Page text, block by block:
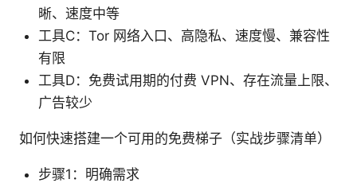
晰、速度中等
工具C：Tor 网络入口、高隐私、速度慢、兼容性
有限
工具D：免费试用期的付费 VPN、存在流量上限、
广告较少
如何快速搭建一个可用的免费梯子（实战步骤清单）
步骤1：明确需求